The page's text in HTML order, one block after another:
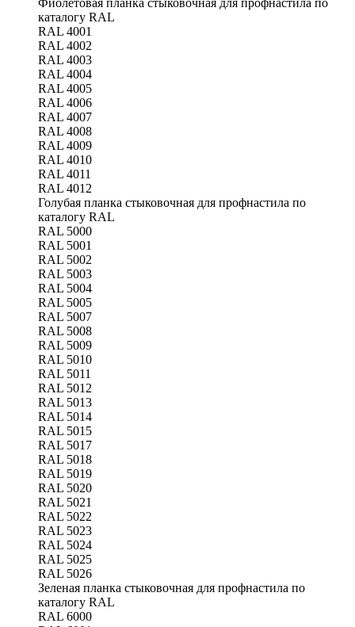
Фиолетовая планка стыковочная для профнастила по
каталогу RAL
RAL 4001
RAL 4002
RAL 4003
RAL 4004
RAL 4005
RAL 4006
RAL 4007
RAL 4008
RAL 4009
RAL 4010
RAL 4011
RAL 4012
Голубая планка стыковочная для профнастила по
каталогу RAL
RAL 5000
RAL 5001
RAL 5002
RAL 5003
RAL 5004
RAL 5005
RAL 5007
RAL 5008
RAL 5009
RAL 5010
RAL 5011
RAL 5012
RAL 5013
RAL 5014
RAL 5015
RAL 5017
RAL 5018
RAL 5019
RAL 5020
RAL 5021
RAL 5022
RAL 5023
RAL 5024
RAL 5025
RAL 5026
Зеленая планка стыковочная для профнастила по
каталогу RAL
RAL 6000